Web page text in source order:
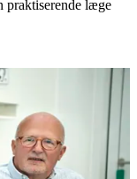
praktiserende læge